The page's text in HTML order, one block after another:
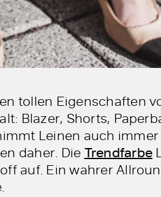
tollen Eigenschaften
Blazer, Shorts,
Leinen auch
daher. Die Trendfarbe
auf. Ein wahrer